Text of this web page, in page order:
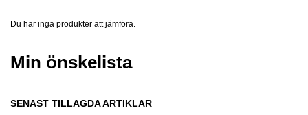
Du har inga produkter att jämföra.
Min önskelista
SENAST TILLAGDA ARTIKLAR